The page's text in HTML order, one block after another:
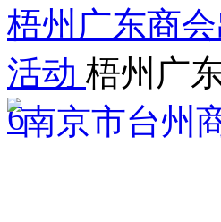
梧州广东商
活动 梧州广
6